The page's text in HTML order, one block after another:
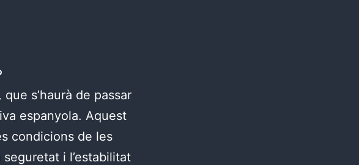
que s’haurà de passar
espanyola. Aquest
condicions de les
i l’estabilitat